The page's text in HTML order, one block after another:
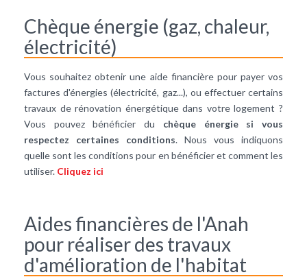
Chèque énergie (gaz, chaleur,
électricité)
Vous souhaitez obtenir une aide financière pour payer vos
factures d'énergies (électricité, gaz...), ou effectuer certains
travaux de rénovation énergétique dans votre logement ?
Vous pouvez bénéficier du chèque énergie si vous
respectez certaines conditions. Nous vous indiquons
quelle sont les conditions pour en bénéficier et comment les
utiliser. Cliquez ici
Aides financières de l'Anah
pour réaliser des travaux
d'amélioration de l'habitat